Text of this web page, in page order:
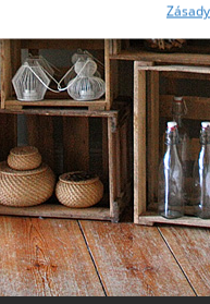
základě aktivně
Zajištění bezpečnosti,
odstraňování chyb,
Ukládání a sdělování